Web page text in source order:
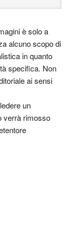
è solo a
alcuno scopo di
in quanto
specifica. Non
ai sensi
un
verrà rimosso